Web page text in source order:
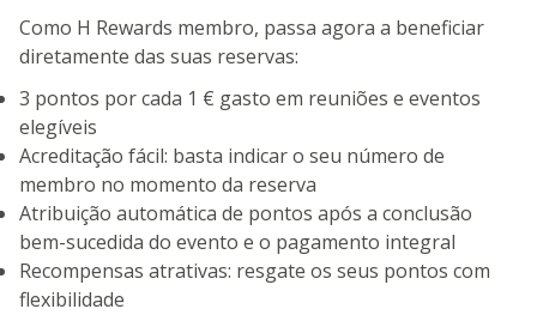
Como H Rewards membro, passa agora a beneficiar
diretamente das suas reservas:
3 pontos por cada 1 € gasto em reuniões e eventos
elegíveis
Acreditação fácil: basta indicar o seu número de
membro no momento da reserva
Atribuição automática de pontos após a conclusão
bem-sucedida do evento e o pagamento integral
Recompensas atrativas: resgate os seus pontos com
flexibilidade